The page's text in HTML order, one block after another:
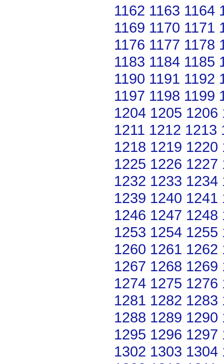
1162 1163 1164
1169 1170 1171
1176 1177 1178
1183 1184 1185
1190 1191 1192
1197 1198 1199
1204 1205 1206
1211 1212 1213
1218 1219 1220
1225 1226 1227
1232 1233 1234
1239 1240 1241
1246 1247 1248
1253 1254 1255
1260 1261 1262
1267 1268 1269
1274 1275 1276
1281 1282 1283
1288 1289 1290
1295 1296 1297
1302 1303 1304